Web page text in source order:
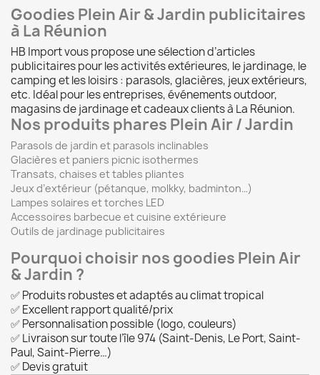
Goodies Plein Air & Jardin publicitaires
à La Réunion
HB Import vous propose une sélection d’articles
publicitaires pour les activités extérieures, le jardinage, le
camping et les loisirs : parasols, glacières, jeux extérieurs,
etc. Idéal pour les entreprises, événements outdoor,
magasins de jardinage et cadeaux clients à La Réunion.
Nos produits phares Plein Air / Jardin
Parasols de jardin et parasols inclinables
Glacières et paniers picnic isothermes
Transats, chaises et tables pliantes
Jeux d’extérieur (pétanque, molkky, badminton…)
Lampes solaires et torches LED
Accessoires barbecue et cuisine extérieure
Outils de jardinage publicitaires
Pourquoi choisir nos goodies Plein Air
& Jardin ?
✅ Produits robustes et adaptés au climat tropical
✅ Excellent rapport qualité/prix
✅ Personnalisation possible (logo, couleurs)
✅ Livraison sur toute l’île 974 (Saint-Denis, Le Port, Saint-
Paul, Saint-Pierre…)
✅ Devis gratuit